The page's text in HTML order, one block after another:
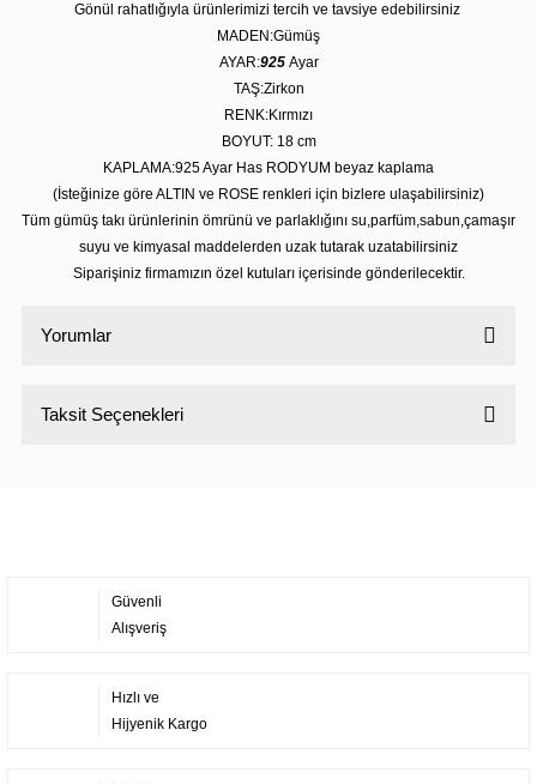
Gönül rahatlığıyla ürünlerimizi tercih ve tavsiye edebilirsiniz
MADEN:Gümüş
AYAR:925 Ayar
TAŞ:Zirkon
RENK:Kırmızı
BOYUT: 18 cm
KAPLAMA:925 Ayar Has RODYUM beyaz kaplama
(İsteğinize göre ALTIN ve ROSE renkleri için bizlere ulaşabilirsiniz)
Tüm gümüş takı ürünlerinin ömrünü ve parlaklığını su,parfüm,sabun,çamaşır
suyu ve kimyasal maddelerden uzak tutarak uzatabilirsiniz
Siparişiniz firmamızın özel kutuları içerisinde gönderilecektir.
Yorumlar
Taksit Seçenekleri
Güvenli
Alışveriş
Hızlı ve
Hijyenik Kargo